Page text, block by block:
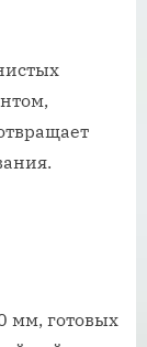
мм, готовых